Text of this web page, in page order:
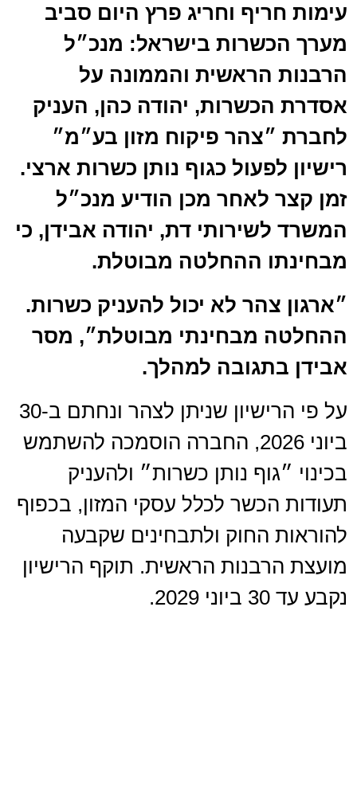
עימות חריף וחריג פרץ היום סביב
מערך הכשרות בישראל: מנכ״ל
הרבנות הראשית והממונה על
אסדרת הכשרות, יהודה כהן, העניק
לחברת ״צהר פיקוח מזון בע״מ״
רישיון לפעול כגוף נותן כשרות ארצי.
זמן קצר לאחר מכן הודיע מנכ״ל
המשרד לשירותי דת, יהודה אבידן, כי
מבחינתו ההחלטה מבוטלת.
״ארגון צהר לא יכול להעניק כשרות.
ההחלטה מבחינתי מבוטלת״, מסר
אבידן בתגובה למהלך.
על פי הרישיון שניתן לצהר ונחתם ב-30
ביוני 2026, החברה הוסמכה להשתמש
בכינוי ״גוף נותן כשרות״ ולהעניק
תעודות הכשר לכלל עסקי המזון, בכפוף
להוראות החוק ולתבחינים שקבעה
מועצת הרבנות הראשית. תוקף הרישיון
נקבע עד 30 ביוני 2029.